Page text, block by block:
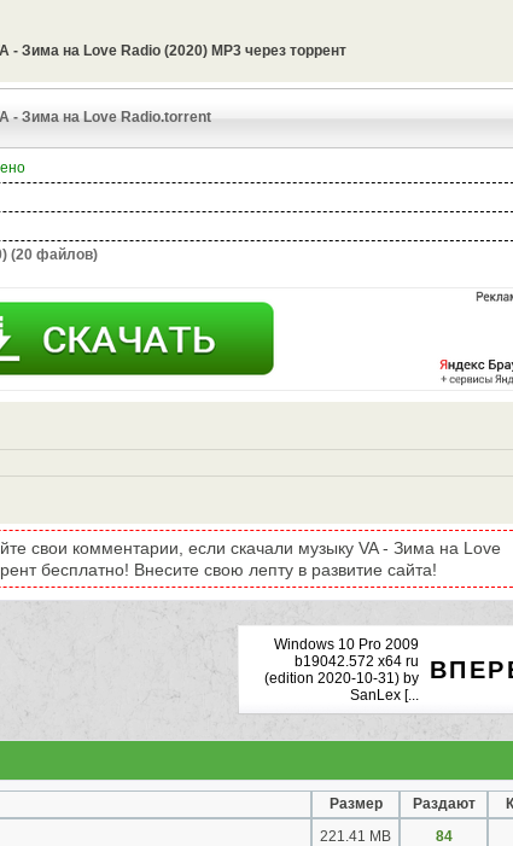
- Зима на Love Radio (2020) MP3 через торрент
- Зима на Love Radio.torrent
(20 файлов)
свои комментарии, если скачали музыку VA - Зима на Love
бесплатно! Внесите свою лепту в развитие сайта!
Windows 10 Pro 2009
b19042.572 x64 ru
(edition 2020-10-31) by
SanLex [...
Размер Раздают
221.41 MB 84